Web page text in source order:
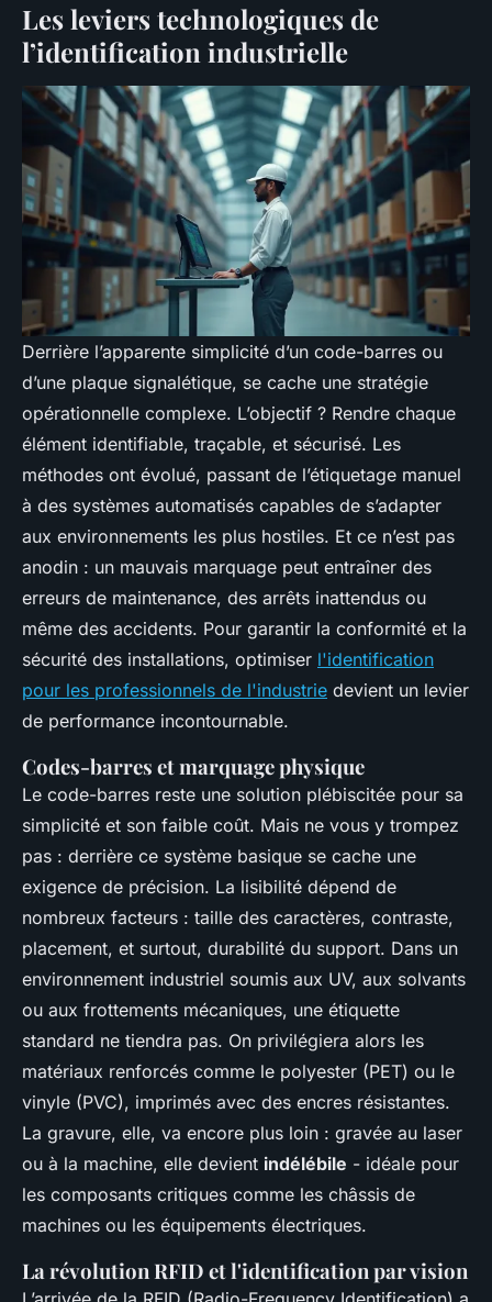
Les leviers technologiques de
l’identification industrielle
Derrière l’apparente simplicité d’un code-barres ou
d’une plaque signalétique, se cache une stratégie
opérationnelle complexe. L’objectif ? Rendre chaque
élément identifiable, traçable, et sécurisé. Les
méthodes ont évolué, passant de l’étiquetage manuel
à des systèmes automatisés capables de s’adapter
aux environnements les plus hostiles. Et ce n’est pas
anodin : un mauvais marquage peut entraîner des
erreurs de maintenance, des arrêts inattendus ou
même des accidents. Pour garantir la conformité et la
sécurité des installations, optimiser l'identification
pour les professionnels de l'industrie devient un levier
de performance incontournable.
Codes-barres et marquage physique
Le code-barres reste une solution plébiscitée pour sa
simplicité et son faible coût. Mais ne vous y trompez
pas : derrière ce système basique se cache une
exigence de précision. La lisibilité dépend de
nombreux facteurs : taille des caractères, contraste,
placement, et surtout, durabilité du support. Dans un
environnement industriel soumis aux UV, aux solvants
ou aux frottements mécaniques, une étiquette
standard ne tiendra pas. On privilégiera alors les
matériaux renforcés comme le polyester (PET) ou le
vinyle (PVC), imprimés avec des encres résistantes.
La gravure, elle, va encore plus loin : gravée au laser
ou à la machine, elle devient indélébile - idéale pour
les composants critiques comme les châssis de
machines ou les équipements électriques.
La révolution RFID et l'identification par vision